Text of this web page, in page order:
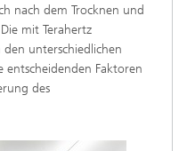
nach dem Trocknen und
mit Terahertz
den unterschiedlichen
entscheidenden Faktoren
des